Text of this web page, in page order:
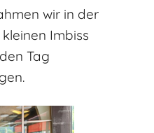
wir in der
Imbiss
Tag